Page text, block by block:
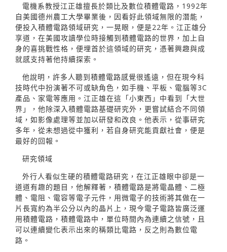
電機系教授江正雄擅長於類比及數位積體電路，1992年
自美國德州農工大學畢業後，因看好此領域無限的潛能，
便投入積體電路領域研究，一晃眼，便是22年。江正雄分
享道，在美國攻讀學位時接觸到積體電路的世界，加上自
身的喜挑戰性格，便埋首於這領域的研究，憑著興趣與成
就感支持著他持續探索。
他說明，許多人聽到積體電路感覺很遙遠，但在現今科
技時代中扮演著不可或缺角色，如手機、平板、電腦等3C
產品、家電等應用。江正雄在這「小東西」中看到「大世
界」，他除深入積體電路基礎研究外，更嘗試結合不同領
域，如影像處理等並加以研發和改良。他表示，從事研究
多年，從未想過從中獲利，若自身研究能貢獻社會，便是
最好的回報。
研究領域
外行人看似生硬的積體電路研究，在江正雄眼中卻是一
道道有趣的題目，他解釋著，積體電路是將電晶體、二極
體、電阻、電容等電子元件，用微電子的技術將其做在一
片長寬約為半公分以內的晶片上，現今電子電路皆廣泛運
用積體電路，積體電路中，單位時間內為連續之信號，且
可以連續變化表示出來的稱類比電路，反之則為數位電
路。